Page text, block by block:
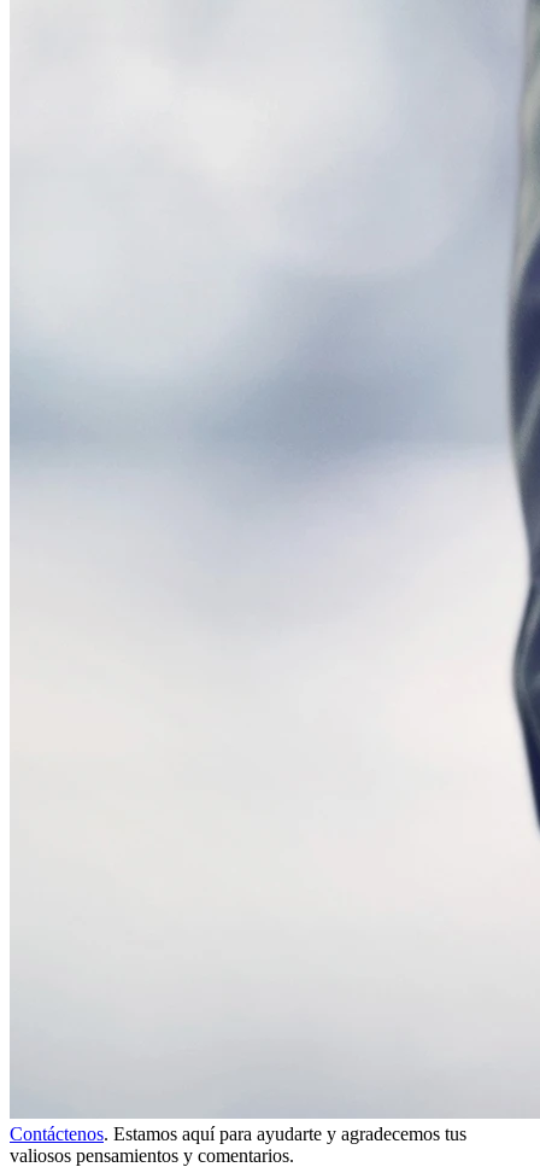
Contáctenos. Estamos aquí para ayudarte y agradecemos tus
valiosos pensamientos y comentarios.